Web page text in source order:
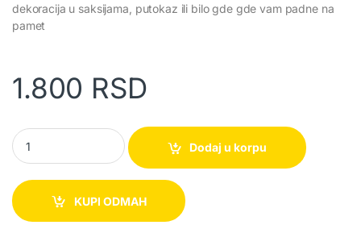
dekoracija u saksijama, putokaz ili bilo gde gde vam padne na
pamet
1.800 RSD
4 Solarne baštenske lampe quantity
Dodaj u korpu
KUPI ODMAH